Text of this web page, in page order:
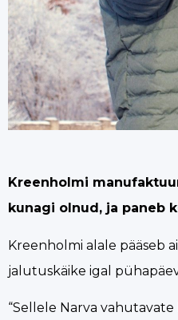
Kreenholmi
kunagi olnud, ja paneb
Kreenholmi alale pääseb
jalutuskäike igal
“Sellele Narva